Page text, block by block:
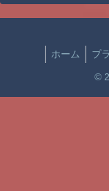
ホーム プ
©